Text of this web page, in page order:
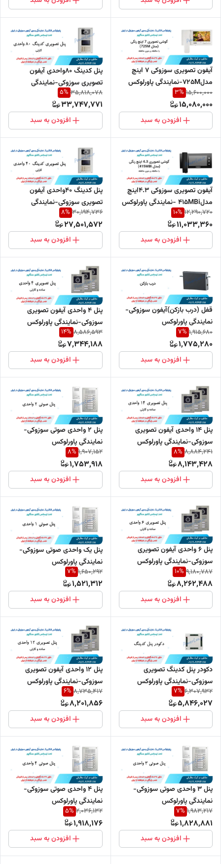
آیفون تصویری سوزوکی 7 اینچ
مدل725M-نمایندگی پاورلوکس
15,600,000
3%
15,080,000
افزودن به سبد
پنل کدینگ 80واحدی آیفون
تصویری سوزوکی-نمایندگی
پاورلوکس
35,818,078
5%
33,747,771
افزودن به سبد
آیفون تصویری سوزوکی 4.3اینچ
مدل415MBi -نمایندگی پاورلوکس
12,290,720
10%
11,033,360
افزودن به سبد
پنل کدینگ 40واحدی آیفون
تصویری سوزوکی-نمایندگی
پاورلوکس
30,194,736
8%
27,501,572
افزودن به سبد
قفل (درب بازکن)آیفون سوزوکی-
نمایندگی پاورلوکس
1,915,680
7%
1,775,280
افزودن به سبد
پنل 4 واحدی آیفون تصویری
سوزوکی-نمایندگی پاورلوکس
8,586,593
14%
7,344,188
افزودن به سبد
پنل 14 واحدی آیفون تصویری
سوزوکی-نمایندگی پاورلوکس
8,884,241
8%
8,143,428
افزودن به سبد
پنل 2 واحدی صوتی سوزوکی-
نمایندگی پاورلوکس
1,907,152
8%
1,753,918
افزودن به سبد
پنل 6 واحدی آیفون تصویری
سوزوکی-نمایندگی پاورلوکس
9,180,787
10%
8,262,488
افزودن به سبد
پنل یک واحدی صوتی سوزوکی-
نمایندگی پاورلوکس
1,650,292
7%
1,521,312
افزودن به سبد
دکودر پنل کدینگ تصویری
سوزوکی-نمایندگی پاورلوکس
6,307,932
7%
5,846,027
افزودن به سبد
پنل 12 واحدی آیفون تصویری
سوزوکی-نمایندگی پاورلوکس
8,735,417
6%
8,201,856
افزودن به سبد
پنل 3 واحدی صوتی سوزوکی-
نمایندگی پاورلوکس
1,983,217
7%
1,828,881
افزودن به سبد
پنل 4 واحدی صوتی سوزوکی-
نمایندگی پاورلوکس
2,036,132
5%
1,918,176
افزودن به سبد